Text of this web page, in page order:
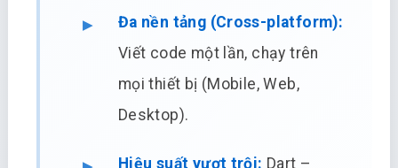
Đa nền tảng (Cross-platform):
Viết code một lần, chạy trên
mọi thiết bị (Mobile, Web,
Desktop).
Hiệu suất vượt trội: Dart –